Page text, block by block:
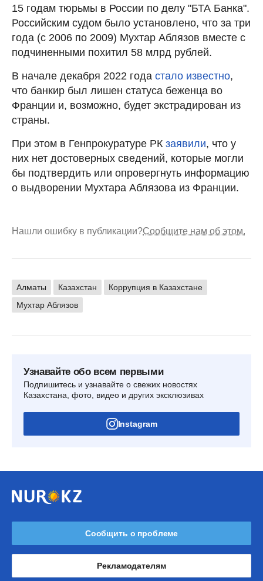
15 годам тюрьмы в России по делу "БТА Банка".
Российским судом было установлено, что за три
года (с 2006 по 2009) Мухтар Аблязов вместе с
подчиненными похитил 58 млрд рублей.
В начале декабря 2022 года стало известно,
что банкир был лишен статуса беженца во
Франции и, возможно, будет экстрадирован из
страны.
При этом в Генпрокуратуре РК заявили, что у
них нет достоверных сведений, которые могли
бы подтвердить или опровергнуть информацию
о выдворении Мухтара Аблязова из Франции.
Нашли ошибку в публикации?Сообщите нам об этом.
Алматы Казахстан
Коррупция в Казахстане
Мухтар Аблязов
Узнавайте обо всем первыми
Подпишитесь и узнавайте о свежих новостях
Казахстана, фото, видео и других эксклюзивах
Instagram
Сообщить о проблеме
Рекламодателям